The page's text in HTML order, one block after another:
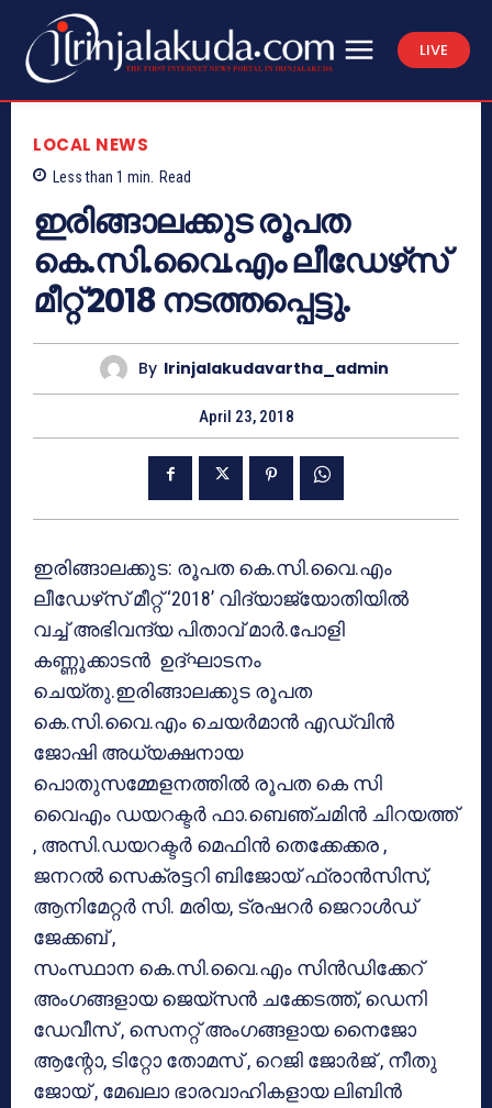
LIVE
LOCAL NEWS
Less than 1 min. Read
ഇരിങ്ങാലക്കുട രൂപത
കെ.സി.വൈ.എം ലീഡേഴ്‌സ്
മീറ്റ് 2018 നടത്തപ്പെട്ടു.
By Irinjalakudavartha_admin
April 23, 2018
ഇരിങ്ങാലക്കുട: രൂപത കെ.സി.വൈ.എം
ലീഡേഴ്‌സ് മീറ്റ് ‘2018’ വിദ്യാജ്യോതിയില്‍
വച്ച് അഭിവന്ദ്യ പിതാവ് മാര്‍.പോളി
കണ്ണൂക്കാടന്‍ ഉദ്ഘാടനം
ചെയ്തു.ഇരിങ്ങാലക്കുട രൂപത
കെ.സി.വൈ.എം ചെയര്‍മാന്‍ എഡ്വിന്‍
ജോഷി അധ്യക്ഷനായ
പൊതുസമ്മേളനത്തില്‍ രൂപത കെ സി
വൈഎം ഡയറക്ടര്‍ ഫാ.ബെഞ്ചമിന്‍ ചിറയത്ത്
, അസി.ഡയറക്ടര്‍ മെഫിന്‍ തെക്കേക്കര ,
ജനറല്‍ സെക്രട്ടറി ബിജോയ് ഫ്രാന്‍സിസ്,
ആനിമേറ്റര്‍ സി. മരിയ, ട്രഷറര്‍ ജെറാള്‍ഡ്
ജേക്കബ് ,
സംസ്ഥാന കെ.സി.വൈ.എം സിന്‍ഡിക്കേറ്
അംഗങ്ങളായ ജെയ്‌സന്‍ ചക്കേടത്ത്, ഡെനി
ഡേവീസ് , സെനറ്റ് അംഗങ്ങളായ നൈജോ
ആന്റോ, ടിറ്റോ തോമസ് , റെജി ജോര്‍ജ് , നീതു
ജോയ് , മേഖലാ ഭാരവാഹികളായ ലിബിന്‍